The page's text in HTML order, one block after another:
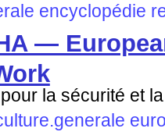
encyclopédie
—
la sécurité et